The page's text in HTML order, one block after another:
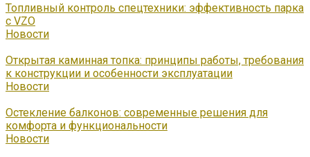
Топливный контроль спецтехники: эффективность парка
с VZO
Новости
Открытая каминная топка: принципы работы, требования
к конструкции и особенности эксплуатации
Новости
Остекление балконов: современные решения для
комфорта и функциональности
Новости